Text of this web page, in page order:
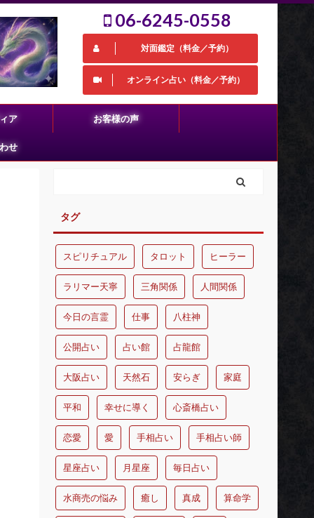
06-6245-0558
対面鑑定（料金／予約）
オンライン占い（料金／予約）
ア お客様の声
せ
タグ
スピリチュアル タロット ヒーラー
ラリマー天寧 三角関係 人間関係
今日の言霊 仕事 八柱神
公開占い 占い館 占龍館
大阪占い 天然石 安らぎ 家庭
平和 幸せに導く 心斎橋占い
恋愛 愛 手相占い 手相占い師
星座占い 月星座 毎日占い
水商売の悩み 癒し 真成 算命学